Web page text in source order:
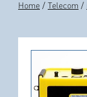
Home / Telecom /